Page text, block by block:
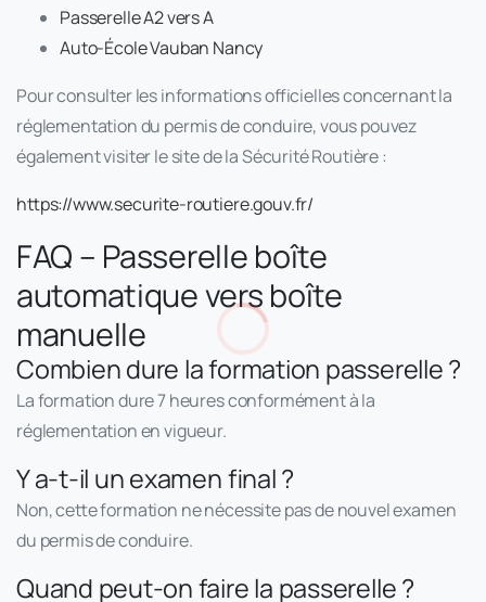
Passerelle A2 vers A
Auto-École Vauban Nancy
Pour consulter les informations officielles concernant la
réglementation du permis de conduire, vous pouvez
également visiter le site de la Sécurité Routière :
https://www.securite-routiere.gouv.fr/
FAQ – Passerelle boîte
automatique vers boîte
manuelle
Combien dure la formation passerelle ?
La formation dure 7 heures conformément à la
réglementation en vigueur.
Y a-t-il un examen final ?
Non, cette formation ne nécessite pas de nouvel examen
du permis de conduire.
Quand peut-on faire la passerelle ?